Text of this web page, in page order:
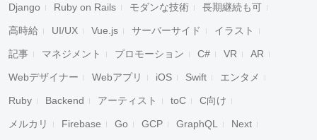
Django Ruby on Rails モダンな技術 長期継続も可
高時給 UI/UX Vue.js サーバーサイド イラスト
記事 マネジメント プロモーション C# VR AR
Webデザイナー Webアプリ iOS Swift エンタメ
Ruby Backend アーティスト toC C向け
メルカリ Firebase Go GCP GraphQL Next